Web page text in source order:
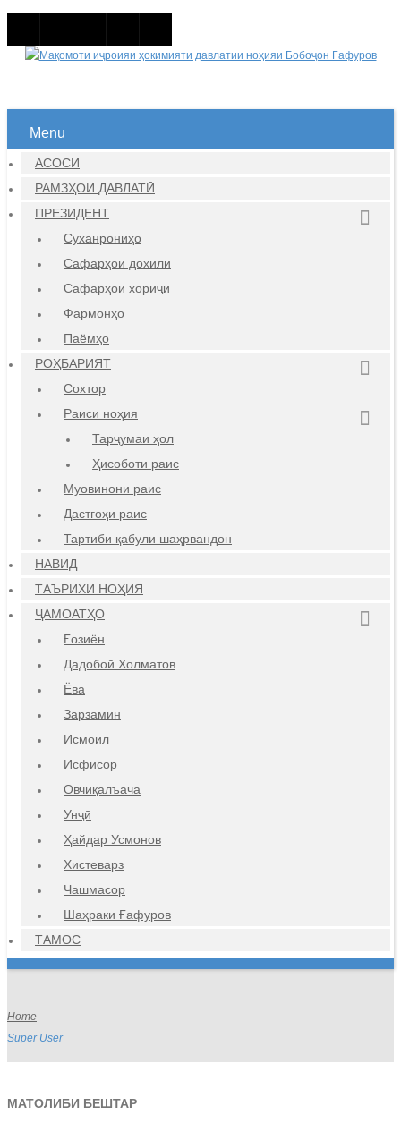
Menu
АСОСӢ
РАМЗҲОИ ДАВЛАТӢ
ПРЕЗИДЕНТ
Суханрониҳо
Сафарҳои дохилӣ
Сафарҳои хориҷӣ
Фармонҳо
Паёмҳо
РОҲБАРИЯТ
Сохтор
Раиси ноҳия
Тарҷумаи ҳол
Ҳисоботи раис
Муовинони раис
Дастгоҳи раис
Тартиби қабули шаҳрвандон
НАВИД
ТАЪРИХИ НОҲИЯ
ҶАМОАТҲО
Ғозиён
Дадобой Холматов
Ёва
Зарзамин
Исмоил
Исфисор
Овчиқалъача
Унҷӣ
Ҳайдар Усмонов
Хистеварз
Чашмасор
Шаҳраки Ғафуров
ТАМОС
Home
Super User
МАТОЛИБИ БЕШТАР